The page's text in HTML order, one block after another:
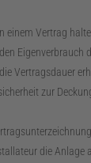
einem Vertrag
Eigenverbrauch
Vertragsdauer
zur
die Anlage